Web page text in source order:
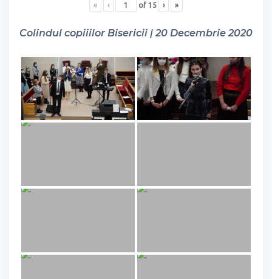
« ‹ of 15 › »
Colindul copiiilor Bisericii | 20 Decembrie 2020